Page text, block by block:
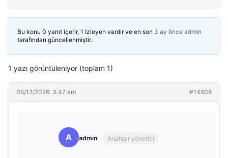
Bu konu 0 yanıt içerir, 1 izleyen vardır ve en son 3 ay önce admin
tarafından güncellenmiştir.
1 yazı görüntüleniyor (toplam 1)
05/12/2026: 3:47 am #14608
A admin Anahtar yönetici